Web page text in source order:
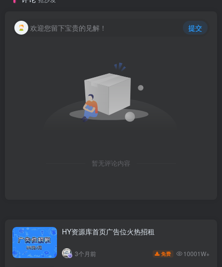
欢迎您留下宝贵的见解！ 提交
暂无评论内容
HY资源库首页广告位火热招租
3个月前 免费 10001W+